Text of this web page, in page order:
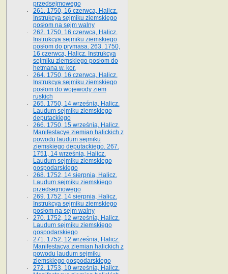
przedsejmowego
261. 1750, 16 czerwca, Halicz.
Instrukcya sejmiku ziemskiego
posłom na sejm walny
262. 1750, 16 czerwca, Halicz.
Instrukcya sejmiku ziemskiego
posłom do prymasa. 263. 1750,
16 czerwca, Halicz. Instrukcya
sejmiku ziemskiego posłom do
hetmana w. kor.
264. 1750, 16 czerwca, Halicz.
Instrukcya sejmiku ziemskiego
posłom do wojewody ziem
ruskich
265. 1750, 14 września, Halicz.
Laudum sejmiku ziemskiego
deputackiego
266. 1750, 15 września, Halicz.
Manifestacye ziemian halickich z
powodu laudum sejmiku
ziemskiego deputackiego. 267.
1751, 14 września, Halicz.
Laudum sejmiku ziemskiego
gospodarskiego
268. 1752, 14 sierpnia, Halicz.
Laudum sejmiku ziemskiego
przedsejmowego
269. 1752, 14 sierpnia, Halicz.
Instrukcya sejmiku ziemskiego
posłom na sejm walny
270. 1752, 12 września, Halicz.
Laudum sejmiku ziemskiego
gospodarskiego
271. 1752, 12 września, Halicz.
Manifestacya ziemian halickich z
powodu laudum sejmiku
ziemskiego gospodarskiego
272. 1753, 10 września, Halicz.